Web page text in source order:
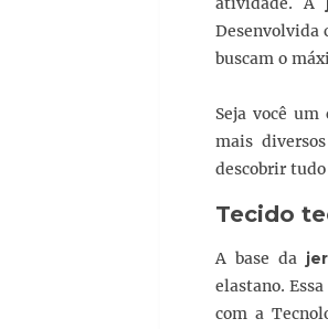
Desenvolvida
buscam o
Seja você
mais
descobrir tudo
Tecido
A base da
elastano.
com a